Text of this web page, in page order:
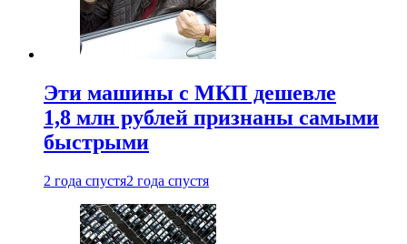
Эти машины с МКП дешевле
1,8 млн рублей признаны самыми
быстрыми
2 года спустя2 года спустя